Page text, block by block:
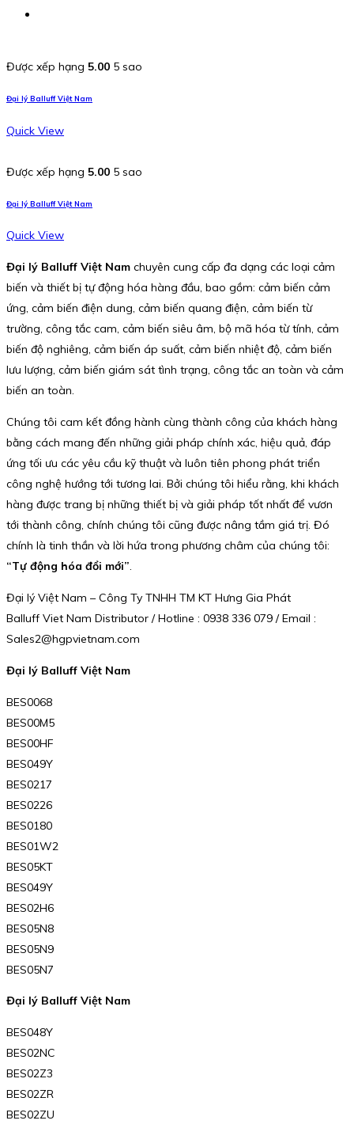
Được xếp hạng 5.00 5 sao
Đại lý Balluff Việt Nam
Quick View
Được xếp hạng 5.00 5 sao
Đại lý Balluff Việt Nam
Quick View
Đại lý Balluff Việt Nam chuyên cung cấp đa dạng các loại cảm
biến và thiết bị tự động hóa hàng đầu, bao gồm: cảm biến cảm
ứng, cảm biến điện dung, cảm biến quang điện, cảm biến từ
trường, công tắc cam, cảm biến siêu âm, bộ mã hóa từ tính, cảm
biến độ nghiêng, cảm biến áp suất, cảm biến nhiệt độ, cảm biến
lưu lượng, cảm biến giám sát tình trạng, công tắc an toàn và cảm
biến an toàn.
Chúng tôi cam kết đồng hành cùng thành công của khách hàng
bằng cách mang đến những giải pháp chính xác, hiệu quả, đáp
ứng tối ưu các yêu cầu kỹ thuật và luôn tiên phong phát triển
công nghệ hướng tới tương lai. Bởi chúng tôi hiểu rằng, khi khách
hàng được trang bị những thiết bị và giải pháp tốt nhất để vươn
tới thành công, chính chúng tôi cũng được nâng tầm giá trị. Đó
chính là tinh thần và lời hứa trong phương châm của chúng tôi:
“Tự động hóa đổi mới”.
Đại lý Việt Nam – Công Ty TNHH TM KT Hưng Gia Phát
Balluff Viet Nam Distributor / Hotline : 0938 336 079 / Email :
Sales2@hgpvietnam.com
Đại lý Balluff Việt Nam
BES0068
BES00M5
BES00HF
BES049Y
BES0217
BES0226
BES0180
BES01W2
BES05KT
BES049Y
BES02H6
BES05N8
BES05N9
BES05N7
Đại lý Balluff Việt Nam
BES048Y
BES02NC
BES02Z3
BES02ZR
BES02ZU